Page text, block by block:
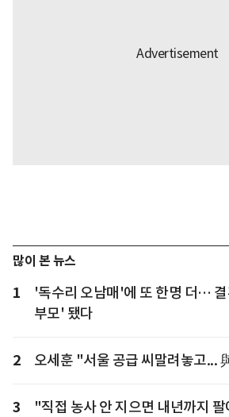
많이 본 뉴스
1
'독수리 오남매'에 또 한명 더…
부모' 됐다
2 오세훈 "서울 공급 씨말려놓고...
3
"직접 농사 안 지으면 내년까지